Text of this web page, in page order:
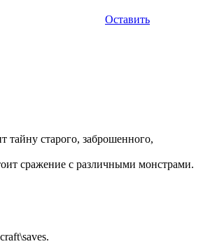
Оставить
тайну старого, заброшенного,
сражение с различными монстрами.